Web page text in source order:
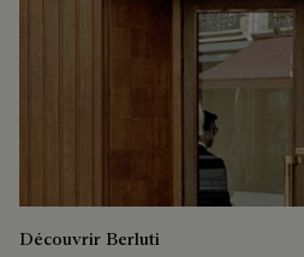
Découvrir Berluti